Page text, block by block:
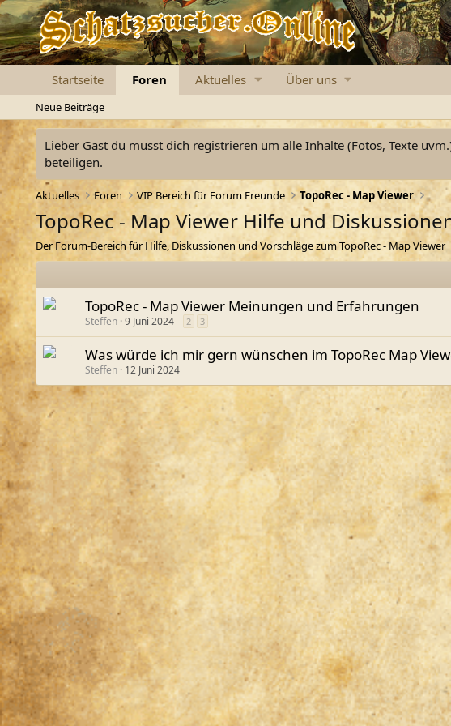
Startseite Foren Aktuelles Über uns
Neue Beiträge
Lieber Gast du musst dich registrieren um alle Inhalte (Fotos, Texte
beteiligen.
Aktuelles Foren VIP Bereich für Forum Freunde TopoRec - Map Viewer
TopoRec - Map Viewer Hilfe und
Der Forum-Bereich für Hilfe, Diskussionen und Vorschläge zum TopoRec - Map Viewer
TopoRec - Map Viewer Meinungen und Erfahrungen
Steffen 9 Juni 2024 2 3
Was würde ich mir gern wünschen im TopoRec Map
Steffen 12 Juni 2024